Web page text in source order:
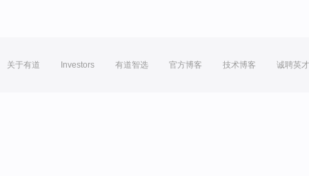
关于有道 Investors 有道智选 官方博客 技术博客 诚聘英才